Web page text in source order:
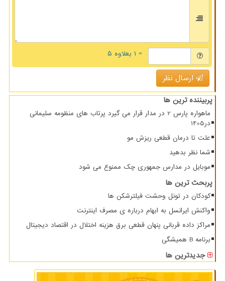
= ۱ بعلاوه ۵
ارسال نظر
پربیننده ترین ها
ماهواره پارس 2 در مدار قرار می گیرد پرتاب های منظومه سلیمانی
در1405
علت تا درمان قطعی ریزش مو
شما نظر بدهید
موبایل در مدارس جمهوری چک ممنوع می شود
پربحث ترین ها
کودکان در تونل وحشت فیلترشکن ها
واکنش ایرانسل به ابهام درباره ی مصرف اینترنت
مراکز داده قربانی پنهان قطعی برق هزینه اختلال در اقتصاد دیجیتال
برنامه B همیشگی
جدیدترین ها